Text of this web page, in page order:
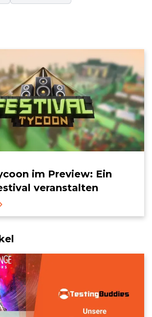
im Preview: Ein
veranstalten